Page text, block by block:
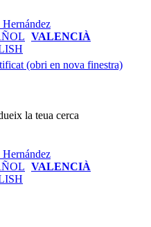
VALENCIÀ
(obri en nova finestra)
la teua cerca
VALENCIÀ